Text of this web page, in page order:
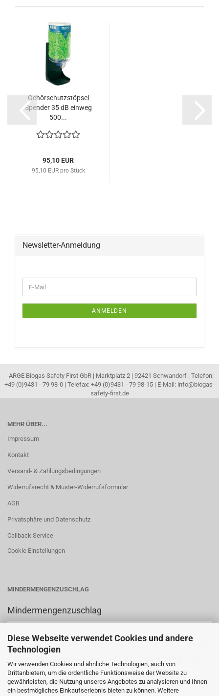
Diese Webseite verwendet Cookies und andere
Technologien
Wir verwenden Cookies und ähnliche Technologien, auch von
Drittanbietern, um die ordentliche Funktionsweise der Website zu
gewährleisten, die Nutzung unseres Angebotes zu analysieren und Ihnen
ein bestmögliches Einkaufserlebnis bieten zu können. Weitere
Gehörschutzstöpsel
Spender 35 dB einweg
500...
95,10 EUR
95,10 EUR pro Stück
Newsletter-Anmeldung
ZUR
E-
Mail
ANMELDEN
ARGE Biogas Safety First GbR | Marktplatz 2 | 92421 Schwandorf | Telefon:
+49 (0)9431 - 79 98-0 | Telefax: +49 (0)9431 - 79 98-15 | E-Mail: info@biogas-
safety-first.de
MEHR ÜBER...
Impressum
Kontakt
Versand- & Zahlungsbedingungen
Widerrufsrecht & Muster-Widerrufsformular
AGB
Privatsphäre und Datenschutz
Callback Service
Cookie Einstellungen
MINDERMENGENZUSCHLAG
Mindermengenzuschlag
Auf Bestellungen mit einem Gesamt-Nettoumsatz unter 150,00 € erheben
Bestellwert von 150,00 €.